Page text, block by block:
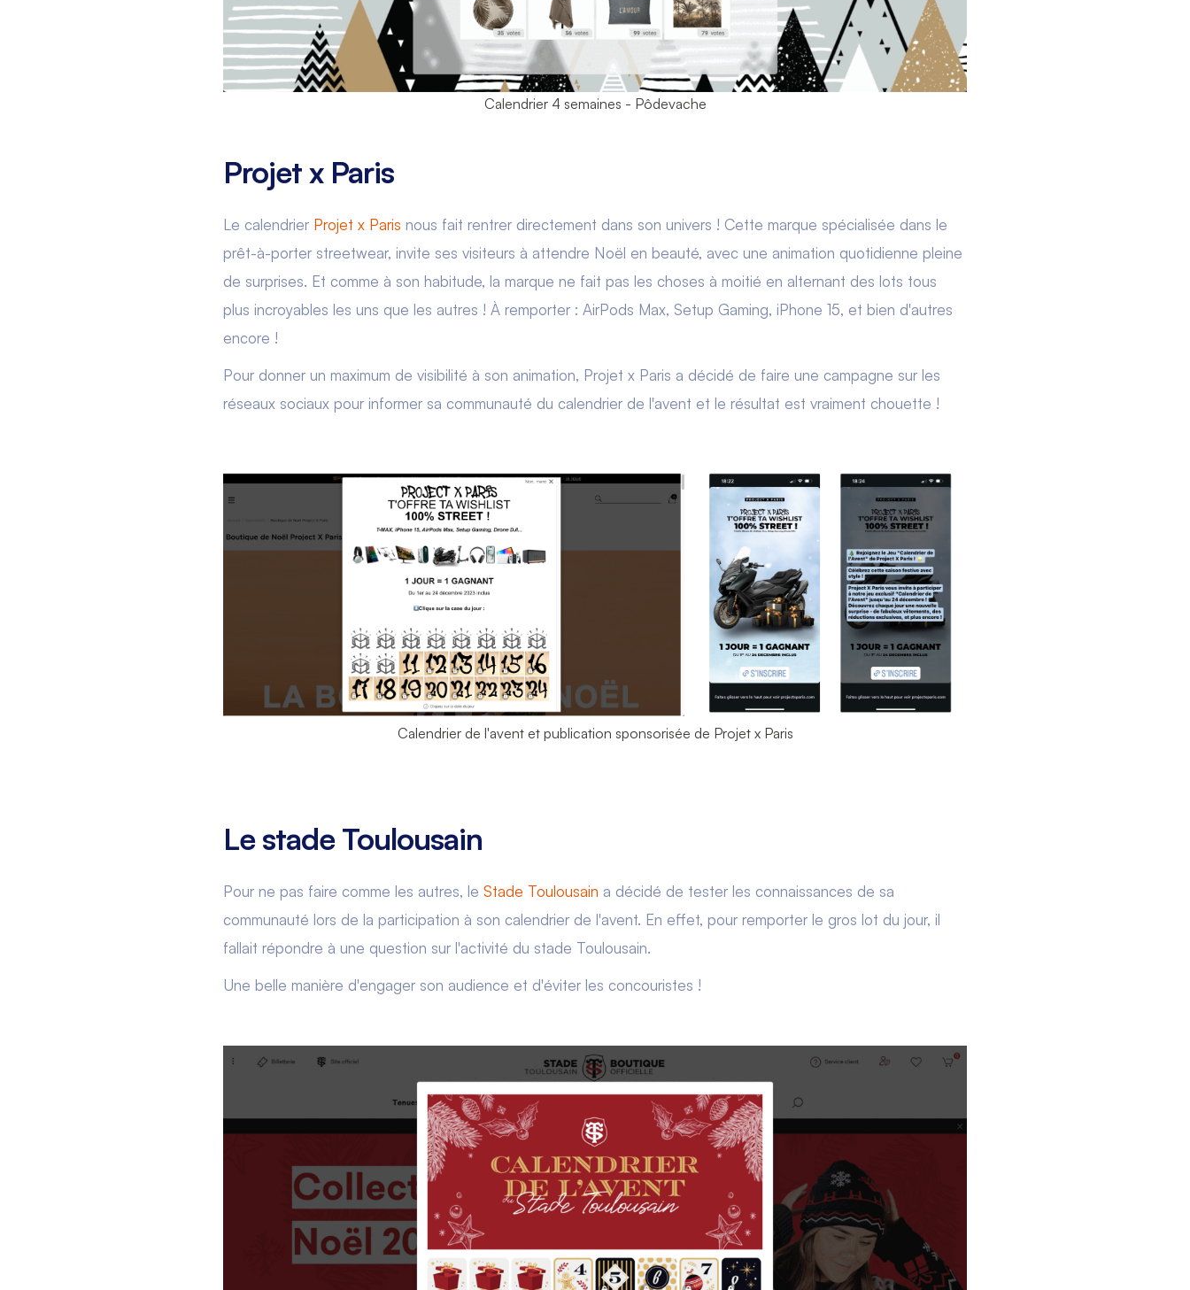
Calendrier 4 semaines - Pôdevache
Projet x Paris
Le calendrier Projet x Paris nous fait rentrer directement dans son univers ! Cette marque spécialisée dans le
prêt-à-porter streetwear, invite ses visiteurs à attendre Noël en beauté, avec une animation quotidienne pleine
de surprises. Et comme à son habitude, la marque ne fait pas les choses à moitié en alternant des lots tous
plus incroyables les uns que les autres ! À remporter : AirPods Max, Setup Gaming, iPhone 15, et bien d'autres
encore !
Pour donner un maximum de visibilité à son animation, Projet x Paris a décidé de faire une campagne sur les
réseaux sociaux pour informer sa communauté du calendrier de l'avent et le résultat est vraiment chouette !
Calendrier de l'avent et publication sponsorisée de Projet x Paris
Le stade Toulousain
Pour ne pas faire comme les autres, le Stade Toulousain a décidé de tester les connaissances de sa
communauté lors de la participation à son calendrier de l'avent. En effet, pour remporter le gros lot du jour, il
fallait répondre à une question sur l'activité du stade Toulousain.
Une belle manière d'engager son audience et d'éviter les concouristes !